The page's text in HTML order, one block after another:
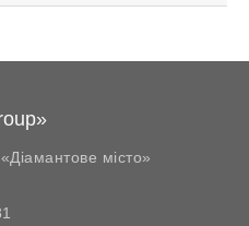
місто»